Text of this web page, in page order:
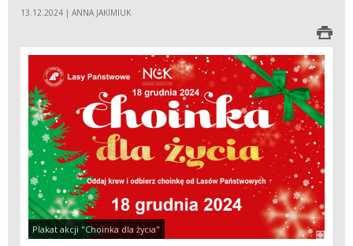
13.12.2024 | ANNA JAKIMIUK
Plakat akcji "Choinka dla życia"